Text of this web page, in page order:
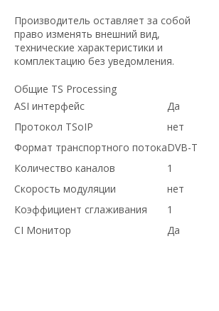
Производитель оставляет за собой
право изменять внешний вид,
технические характеристики и
комплектацию без уведомления.
Общие TS Processing
ASI интерфейс
Да
Протокол TSoIP
нет
Формат транспортного потокаDVB-T
Количество каналов
1
Скорость модуляции
нет
Коэффициент сглаживания
1
CI Монитор
Да